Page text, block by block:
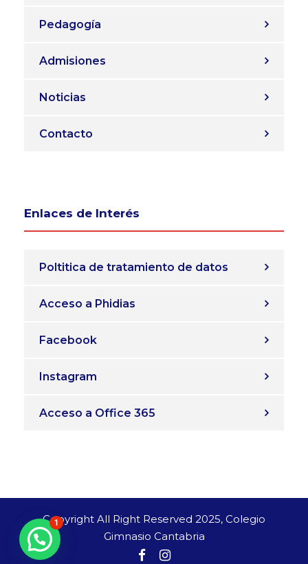
Pedagogía
Admisiones
Noticias
Contacto
Enlaces de Interés
Poltitica de tratamiento de datos
Acceso a Phidias
Facebook
Instagram
Acceso a Office 365
Copyright All Right Reserved 2025, Colegio
Gimnasio Cantabria
1